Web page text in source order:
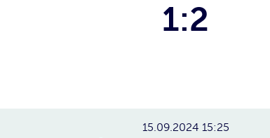
1:2
15.09.2024 15:25